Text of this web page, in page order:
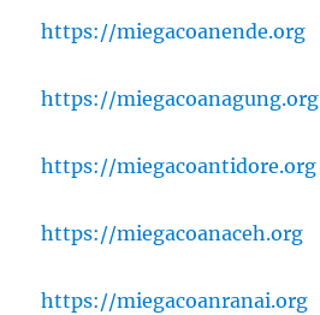
https://miegacoanende.org
https://miegacoanagung.org
https://miegacoantidore.org
https://miegacoanaceh.org
https://miegacoanranai.org